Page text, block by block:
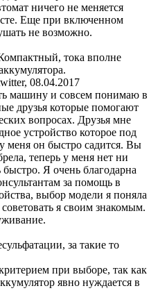
ничего не меняется
Еще при включенном
не возможно.
тока вполне
, 08.04.2017
машину и совсем понимаю в
друзья которые помогают
вопросах. Друзья мне
устройство которое под
меня он быстро садится. Вы
теперь у меня нет ни
Я очень благодарна
за помощь в
выбор модели я поняла
я своим знакомым.
за такие то
при выборе, так как
явно нуждается в